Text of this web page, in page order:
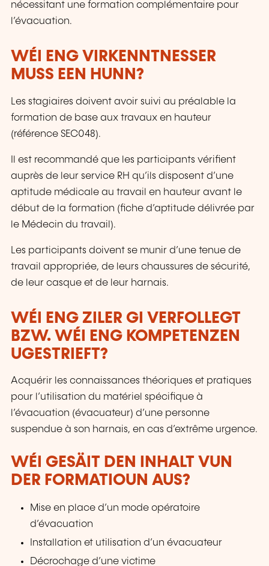
nécessitant une formation complémentaire pour
l’évacuation.
WÉI ENG VIRKENNTNESSER
MUSS EEN HUNN?
Les stagiaires doivent avoir suivi au préalable la
formation de base aux travaux en hauteur
(référence SEC048).
Il est recommandé que les participants vérifient
auprès de leur service RH qu’ils disposent d’une
aptitude médicale au travail en hauteur avant le
début de la formation (fiche d’aptitude délivrée par
le Médecin du travail).
Les participants doivent se munir d’une tenue de
travail appropriée, de leurs chaussures de sécurité,
de leur casque et de leur harnais.
WÉI ENG ZILER GI VERFOLLEGT
BZW. WÉI ENG KOMPETENZEN
UGESTRIEFT?
Acquérir les connaissances théoriques et pratiques
pour l’utilisation du matériel spécifique à
l’évacuation (évacuateur) d’une personne
suspendue à son harnais, en cas d’extrême urgence.
WÉI GESÄIT DEN INHALT VUN
DER FORMATIOUN AUS?
Mise en place d’un mode opératoire
d’évacuation
Installation et utilisation d’un évacuateur
Décrochage d’une victime